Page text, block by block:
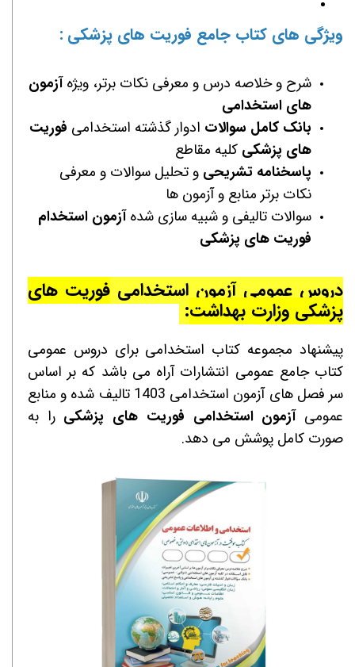
ویژگی های کتاب جامع فوریت های پزشکی :
شرح و خلاصه درس و معرفی نکات برتر، ویژهآزمون
های استخدامی
بانک کامل سوالات ادوار گذشته استخدامی فوریت
های پزشکی کلیه مقاطع
پاسخنامه تشریحی و تحلیل سوالات و معرفی
نکات برتر منابع و آزمون ها
سوالات تالیفی و شبیه سازی شدهآزمون استخدام
فوریت های پزشکی
دروس عمومی آزمون استخدامی فوریت های
پزشکی وزارت بهداشت:
پیشنهاد مجموعه کتاب استخدامی برای دروس عمومی
کتاب جامع عمومی انتشارات آراه می باشد که بر اساس
سر فصل های آزمون استخدامی 1403 تالیف شده و منابع
عمومیآزمون استخدامی فوریت های پزشکیرا به
صورت کامل پوشش می دهد.